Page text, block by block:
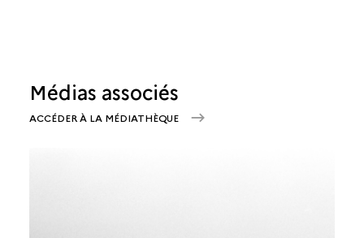
Médias associés
ACCÉDER À LA MÉDIATHÈQUE